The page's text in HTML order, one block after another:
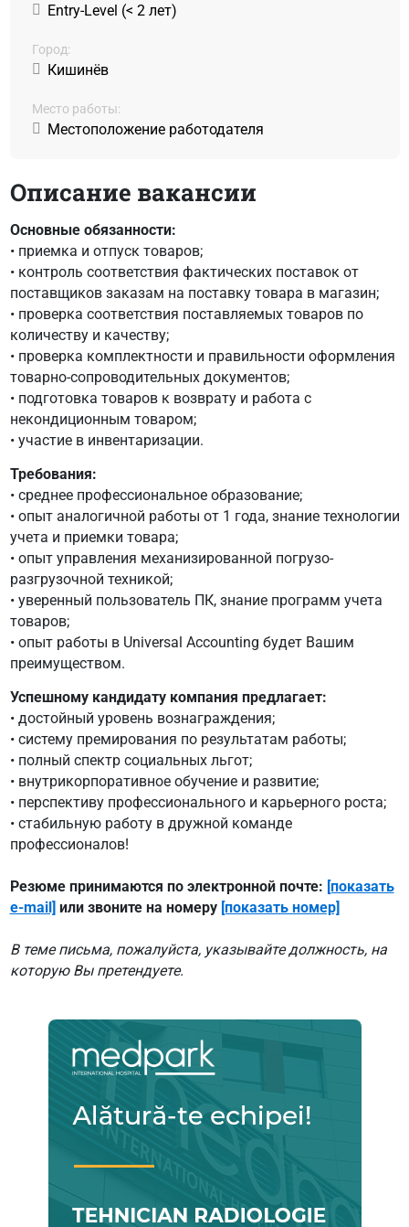
Entry-Level (< 2 лет)
Город:
Кишинёв
Место работы:
Местоположение работодателя
Описание вакансии
Основные обязанности:
• приемка и отпуск товаров;
• контроль соответствия фактических поставок от
поставщиков заказам на поставку товара в магазин;
• проверка соответствия поставляемых товаров по
количеству и качеству;
• проверка комплектности и правильности оформления
товарно-сопроводительных документов;
• подготовка товаров к возврату и работа с
некондиционным товаром;
• участие в инвентаризации.
Требования:
• среднее профессиональное образование;
• опыт аналогичной работы от 1 года, знание технологии
учета и приемки товара;
• опыт управления механизированной погрузо-
разгрузочной техникой;
• уверенный пользователь ПК, знание программ учета
товаров;
• опыт работы в Universal Accounting будет Вашим
преимуществом.
Успешному кандидату компания предлагает:
• достойный уровень вознаграждения;
• систему премирования по результатам работы;
• полный спектр социальных льгот;
• внутрикорпоративное обучение и развитие;
• перспективу профессионального и карьерного роста;
• стабильную работу в дружной команде
профессионалов!
Резюме принимаются по электронной почте: [показать
e-mail] или звоните на номеру [показать номер]
В теме письма, пожалуйста, указывайте должность, на
которую Вы претендуете.